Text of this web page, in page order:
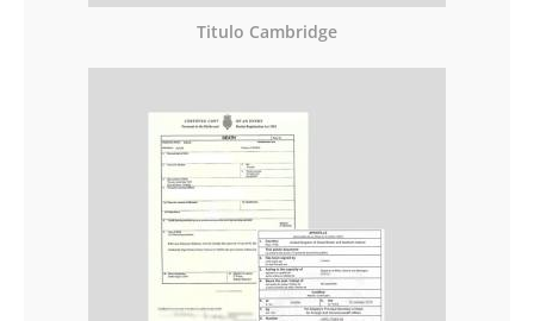
Titulo Cambridge